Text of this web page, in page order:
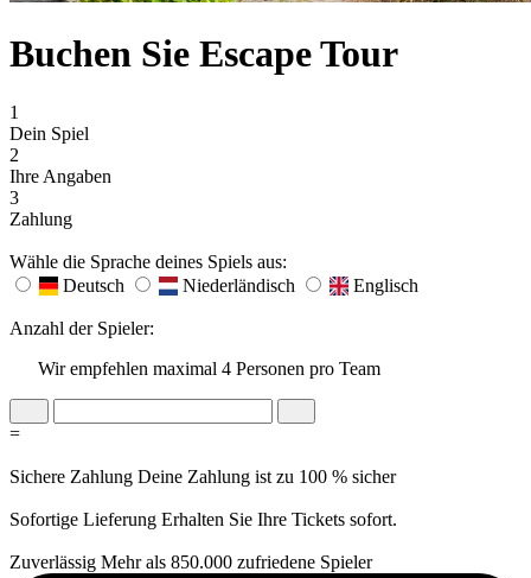
Buchen Sie Escape Tour
1
Dein Spiel
2
Ihre Angaben
3
Zahlung
Wähle die Sprache deines Spiels aus:
Deutsch
Niederländisch Englisch
Anzahl der Spieler:
Wir empfehlen maximal 4 Personen pro Team
=
Sichere Zahlung Deine Zahlung ist zu 100 % sicher
Sofortige Lieferung Erhalten Sie Ihre Tickets sofort.
Zuverlässig Mehr als 850.000 zufriedene Spieler